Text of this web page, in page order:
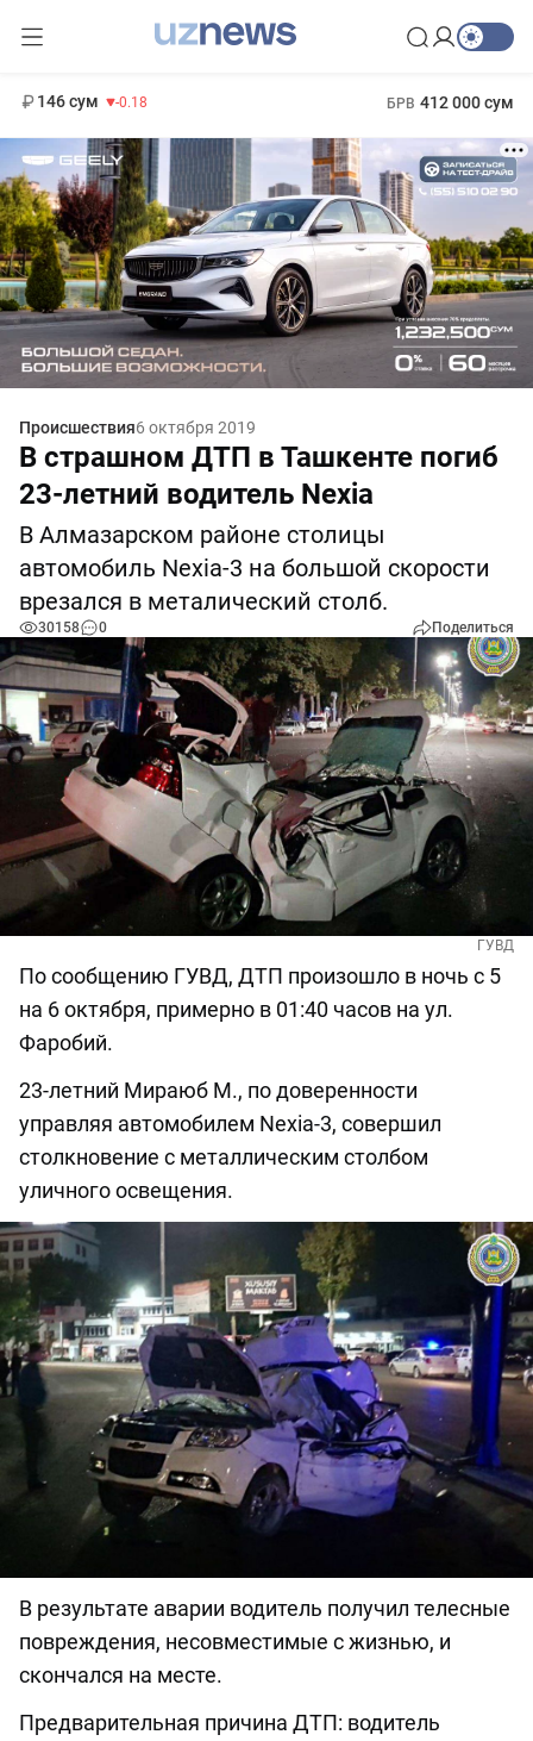
146 сум -0.18 БРВ 412 000 сум
Происшествия6 октября 2019
В страшном ДТП в Ташкенте погиб
23-летний водитель Nexia
В Алмазарском районе столицы
автомобиль Nexia-3 на большой скорости
врезался в металический столб.
30158 0 Поделиться
ГУВД
По сообщению ГУВД, ДТП произошло в ночь с 5
на 6 октября, примерно в 01:40 часов на ул.
Фаробий.
23-летний Мираюб М., по доверенности
управляя автомобилем Nexia-3, совершил
столкновение с металлическим столбом
уличного освещения.
В результате аварии водитель получил телесные
повреждения, несовместимые с жизнью, и
скончался на месте.
Предварительная причина ДТП: водитель